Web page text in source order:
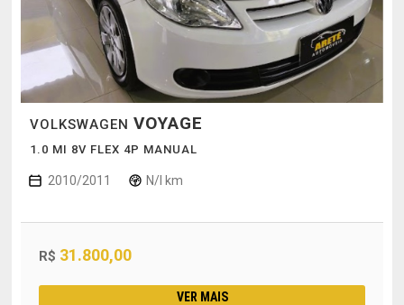
VOLKSWAGEN VOYAGE
1.0 MI 8V FLEX 4P MANUAL
2010/2011 N/I km
R$ 31.800,00
VER MAIS